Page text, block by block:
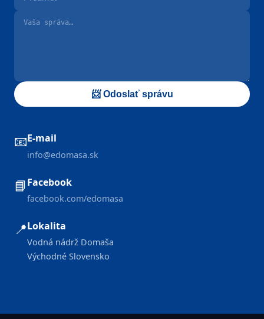
📨 Odoslať správu
📧E-mail
info@edomasa.sk
📘Facebook
facebook.com/edomasa
📍Lokalita
Vodná nádrž Domaša
Východné Slovensko